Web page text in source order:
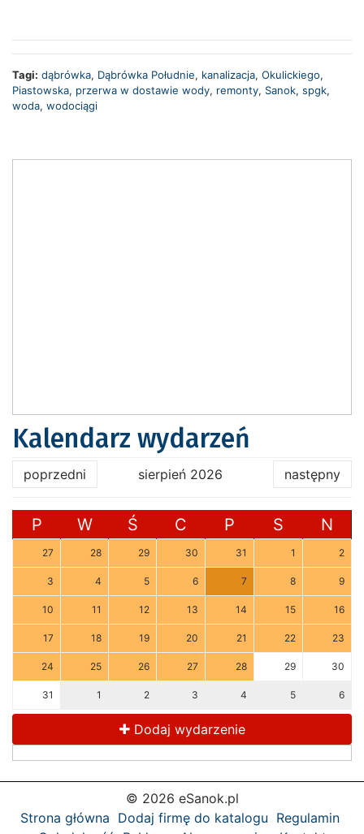
Tagi: dąbrówka, Dąbrówka Południe, kanalizacja, Okulickiego,
Piastowska, przerwa w dostawie wody, remonty, Sanok, spgk,
woda, wodociągi
Kalendarz wydarzeń
poprzedni sierpień 2026 następny
P W Ś C P S N
27 28 29 30 31 1 2
3 4 5 6 7 8 9
10 11 12 13 14 15 16
17 18 19 20 21 22 23
24 25 26 27 28 29 30
31 1 2 3 4 5 6
Dodaj wydarzenie
© 2026 eSanok.pl
Strona główna Dodaj firmę do katalogu Regulamin